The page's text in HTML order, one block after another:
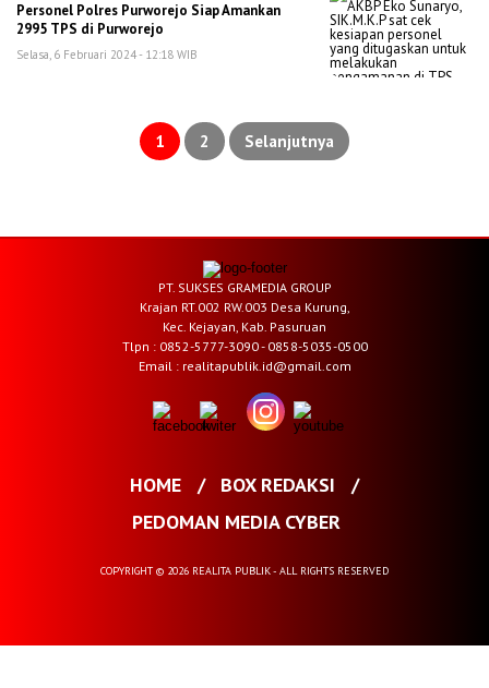
Personel Polres Purworejo Siap Amankan
2995 TPS di Purworejo
Selasa, 6 Februari 2024 - 12:18 WIB
Paginasi
1 2 Selanjutnya
PT. SUKSES GRAMEDIA GROUP
Krajan RT.002 RW.003 Desa Kurung,
Kec. Kejayan, Kab. Pasuruan
Tlpn : 0852-5777-3090 - 0858-5035-0500
Email : realitapublik.id@gmail.com
HOME
BOX REDAKSI
PEDOMAN MEDIA CYBER
COPYRIGHT © 2026 REALITA PUBLIK - ALL RIGHTS RESERVED